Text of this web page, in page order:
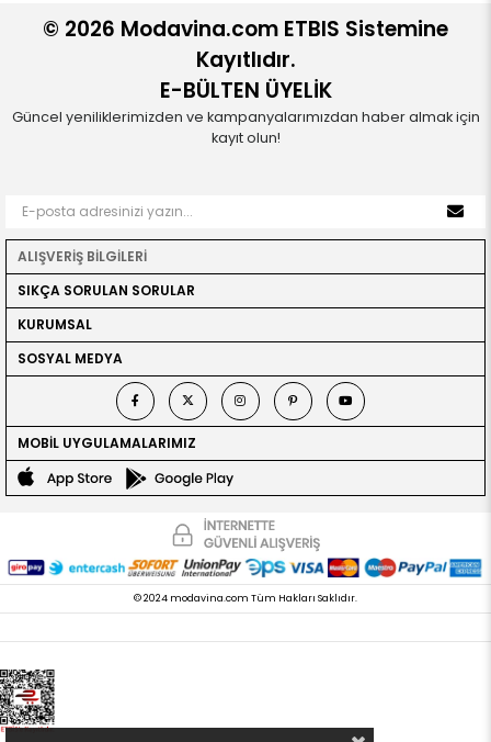
© 2026 Modavina.com ETBIS Sistemine
Kayıtlıdır.
E-BÜLTEN ÜYELİK
Güncel yeniliklerimizden ve kampanyalarımızdan haber almak için
kayıt olun!
ALIŞVERİŞ BİLGİLERİ
SIKÇA SORULAN SORULAR
KURUMSAL
SOSYAL MEDYA
MOBİL UYGULAMALARIMIZ
© 2024 modavina.com Tüm Hakları Saklıdır.